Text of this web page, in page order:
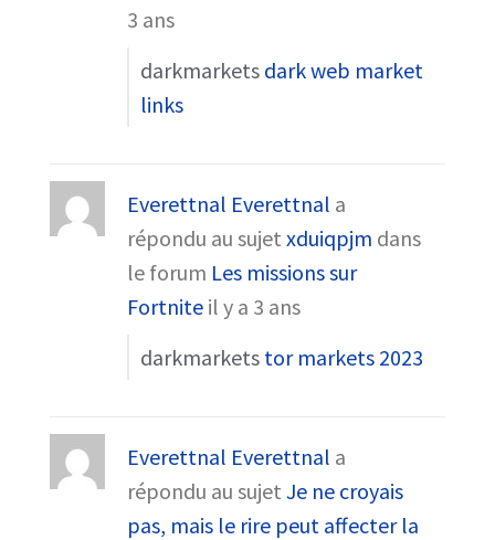
3 ans
darkmarkets dark web market
links
Everettnal Everettnal a
répondu au sujetxduiqpjm dans
le forum Les missions sur
Fortnite il y a 3 ans
darkmarkets tor markets 2023
Everettnal Everettnal a
répondu au sujetJe ne croyais
pas, mais le rire peut affecter la